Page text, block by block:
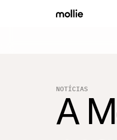
NOTÍCIAS
A